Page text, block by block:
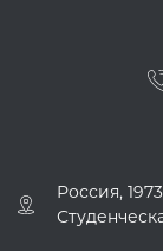
Россия,